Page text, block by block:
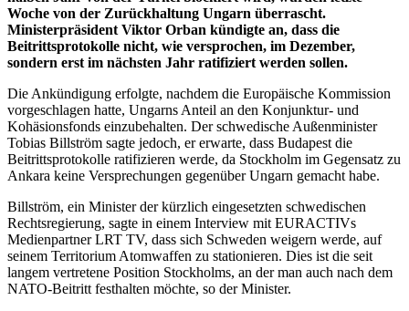
Woche von der Zurückhaltung Ungarn überrascht.
Ministerpräsident Viktor Orban kündigte an, dass die
Beitrittsprotokolle nicht, wie versprochen, im Dezember,
sondern erst im nächsten Jahr ratifiziert werden sollen.
Die Ankündigung erfolgte, nachdem die Europäische Kommission
vorgeschlagen hatte, Ungarns Anteil an den Konjunktur- und
Kohäsionsfonds einzubehalten. Der schwedische Außenminister
Tobias Billström sagte jedoch, er erwarte, dass Budapest die
Beitrittsprotokolle ratifizieren werde, da Stockholm im Gegensatz zu
Ankara keine Versprechungen gegenüber Ungarn gemacht habe.
Billström, ein Minister der kürzlich eingesetzten schwedischen
Rechtsregierung, sagte in einem Interview mit EURACTIVs
Medienpartner LRT TV, dass sich Schweden weigern werde, auf
seinem Territorium Atomwaffen zu stationieren. Dies ist die seit
langem vertretene Position Stockholms, an der man auch nach dem
NATO-Beitritt festhalten möchte, so der Minister.